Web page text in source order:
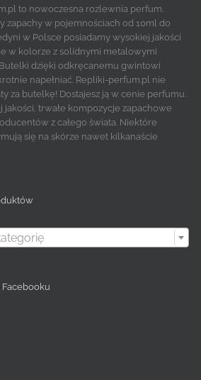
to nowoczesna rozlewnia perfum.
zapachy w pojemnościach od 10ml do
w Polsce posiadamy wysokiej jakości
w kolorze z solidnymi metalowymi
dzięki odkręcanemu gwintowi
napełniać. Repliki-perfum.pl nie
za butelkę! Dostajesz ją w cenie perfumu.
jakości, trwałe kompozycje zapachowe
z całego świata. Niektóre
się na skórze nawet kilkanaście
Facebooku